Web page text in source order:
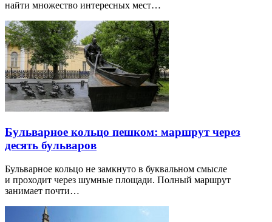
найти множество интересных мест…
Бульварное кольцо пешком: маршрут через
десять бульваров
Бульварное кольцо не замкнуто в буквальном смысле
и проходит через шумные площади. Полный маршрут
занимает почти…